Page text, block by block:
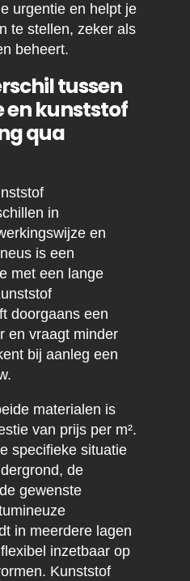
urgentie en helpt je
te stellen, zeker als
beheert.
tussen
en kunststof
qua
in
en
is een
met een lange
doorgaans een
en vraagt minder
bij aanleg een
materialen is
van prijs per m².
specifieke situatie
de
gewenste
in meerdere lagen
inzetbaar op
Kunststof